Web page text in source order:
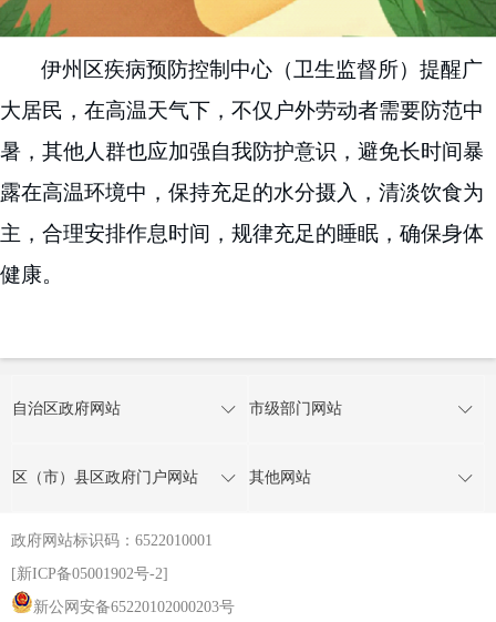
伊州区疾病预防控制中心（卫生监督所）提醒广
大居民 ，在高温天气下，不仅户外劳动者需要防范中
暑，其他人群也应加强自我防护意识，避免长时间暴
露在高温环境中，保持充足的水分摄入，清淡饮食为
主，合理安排作息时间，规律充足的睡眠，确保身体
健康。
自治区政府网站 市级部门网站
区（市）县区政府门户网站 其他网站
政府网站标识码：6522010001
[新ICP备05001902号-2]
新公网安备65220102000203号